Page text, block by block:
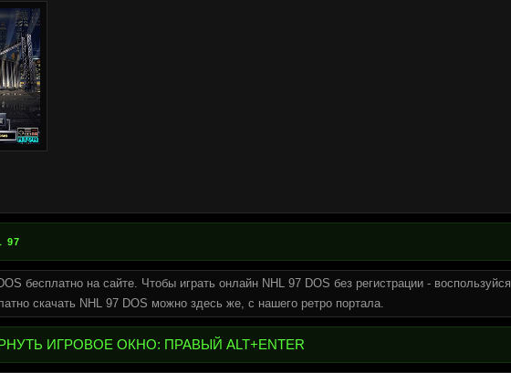
97
бесплатно на сайте. Чтобы играть онлайн NHL 97 DOS без регистрации - воспользуйся
скачать NHL 97 DOS можно здесь же, с нашего ретро портала.
ИГРОВОЕ ОКНО: ПРАВЫЙ ALT+ENTER